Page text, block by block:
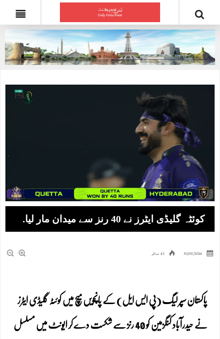
کوئٹہ گلیڈی ایٹرز نے 40 رنز سے میدان مار لیا.
30/03/2026 41 مناظر
پاکستان سپر لیگ (پی ایس ایل) کے پانچویں میچ میں کوئٹہ گلیڈی ایٹرز
نے حیدرآباد کنگزمین کو 40 رنز سے شکست دے کر ایونٹ میں مسلسل